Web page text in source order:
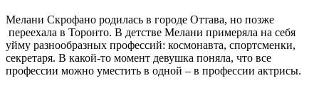
Мелани Скрофано родилась в городе Оттава, но позже
переехала в Торонто. В детстве Мелани примеряла на себя
уйму разнообразных профессий: космонавта, спортсменки,
секретаря. В какой-то момент девушка поняла, что все
профессии можно уместить в одной – в профессии актрисы.